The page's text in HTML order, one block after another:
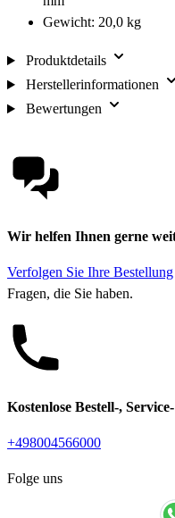
Gewicht: 20,0 kg
Produktdetails
Herstellerinformationen
Bewertungen
Wir helfen Ihnen gerne
Verfolgen Sie Ihre Bestellung
Fragen, die Sie haben.
Kostenlose Bestell-,
+498004566000
Folge uns